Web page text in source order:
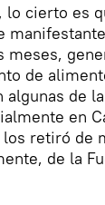
lo cierto es
meses,
de
algunas de
en
retiró de
de la